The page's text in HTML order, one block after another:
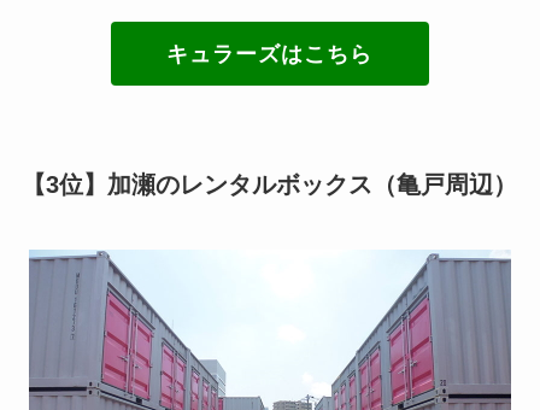
キュラーズはこちら
【3位】加瀬のレンタルボックス（亀戸周辺）